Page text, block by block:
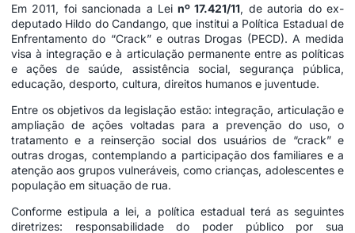
Em 2011, foi sancionada a Lei nº 17.421/11, de autoria do ex-
deputado Hildo do Candango, que institui a Política Estadual de
Enfrentamento do “Crack” e outras Drogas (PECD). A medida
visa à integração e à articulação permanente entre as políticas
e ações de saúde, assistência social, segurança pública,
educação, desporto, cultura, direitos humanos e juventude.
Entre os objetivos da legislação estão: integração, articulação e
ampliação de ações voltadas para a prevenção do uso, o
tratamento e a reinserção social dos usuários de “crack” e
outras drogas, contemplando a participação dos familiares e a
atenção aos grupos vulneráveis, como crianças, adolescentes e
população em situação de rua.
Conforme estipula a lei, a política estadual terá as seguintes
diretrizes: responsabilidade do poder público por sua